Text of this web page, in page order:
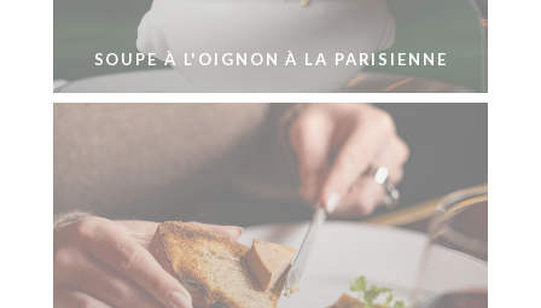
SOUPE À L'OIGNON À LA PARISIENNE